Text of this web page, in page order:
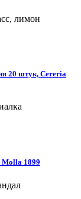
лимон
20 штук, Cereria
1899